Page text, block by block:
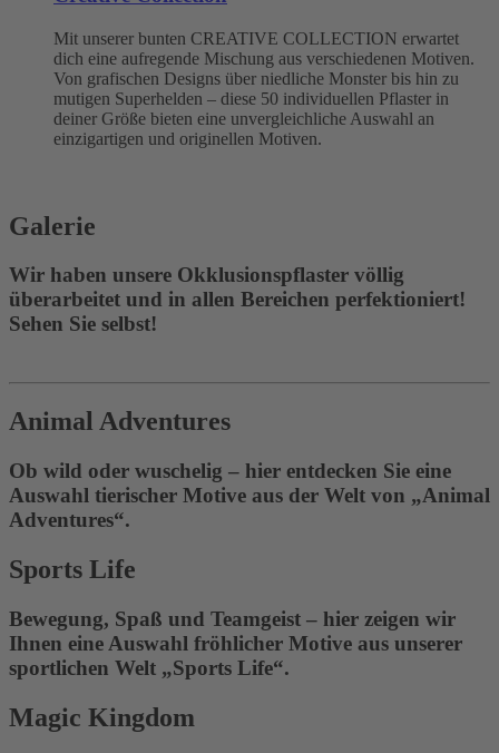
Mit unserer bunten CREATIVE COLLECTION erwartet
dich eine aufregende Mischung aus verschiedenen Motiven.
Von grafischen Designs über niedliche Monster bis hin zu
mutigen Superhelden – diese 50 individuellen Pflaster in
deiner Größe bieten eine unvergleichliche Auswahl an
einzigartigen und originellen Motiven.
Galerie
Wir haben unsere Okklusionspflaster völlig
überarbeitet und in allen Bereichen perfektioniert!
Sehen Sie selbst!
Animal Adventures
Ob wild oder wuschelig – hier entdecken Sie eine
Auswahl tierischer Motive aus der Welt von „Animal
Adventures“.
Sports Life
Bewegung, Spaß und Teamgeist – hier zeigen wir
Ihnen eine Auswahl fröhlicher Motive aus unserer
sportlichen Welt „Sports Life“.
Magic Kingdom